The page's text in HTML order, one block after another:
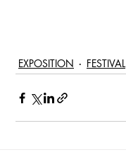
EXPOSITION FESTIVAL